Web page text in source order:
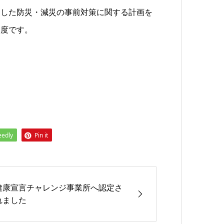
た防災・減災の事前対策に関する計画を
です。
Pin it
康宣言チャレンジ事業所へ認定さ
ました